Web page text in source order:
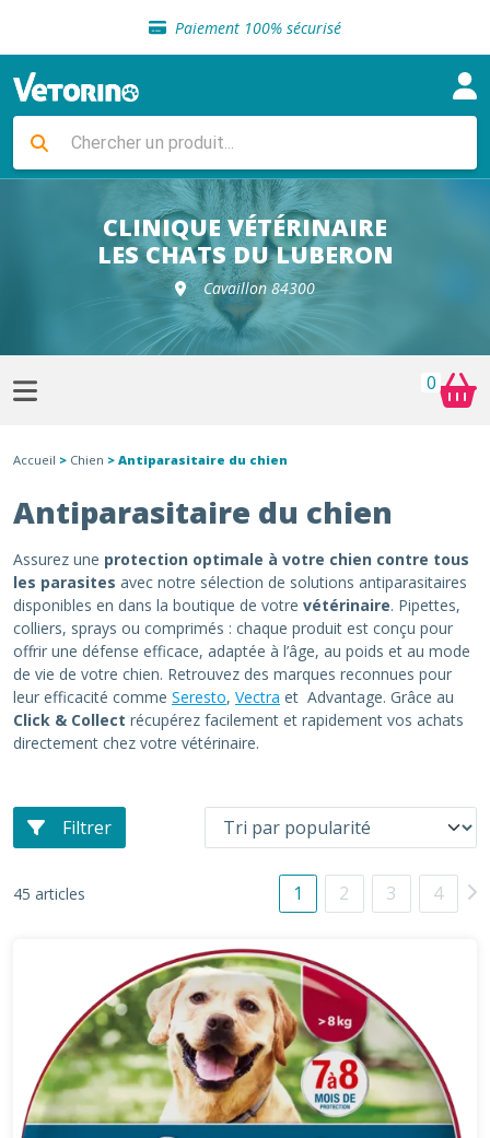
Paiement 100% sécurisé
Livraison gratuite en clinique vétérinaire
Sélection de croquettes vétérinaire
Livraison gratuite en clinique vétérinaire
Retour gratuit en clinique
Sélection de croquettes vétérinaire
CLINIQUE VÉTÉRINAIRE
LES CHATS DU LUBERON
Cavaillon 84300
0
Accueil > Chien > Antiparasitaire du chien
Antiparasitaire du chien
Assurez une protection optimale à votre chien contre tous
les parasites avec notre sélection de solutions antiparasitaires
disponibles en dans la boutique de votre vétérinaire. Pipettes,
colliers, sprays ou comprimés : chaque produit est conçu pour
offrir une défense efficace, adaptée à l’âge, au poids et au mode
de vie de votre chien. Retrouvez des marques reconnues pour
leur efficacité comme Seresto, Vectra et Advantage. Grâce au
Click & Collect récupérez facilement et rapidement vos achats
directement chez votre vétérinaire.
Filtrer
45 articles 1 2 3 4